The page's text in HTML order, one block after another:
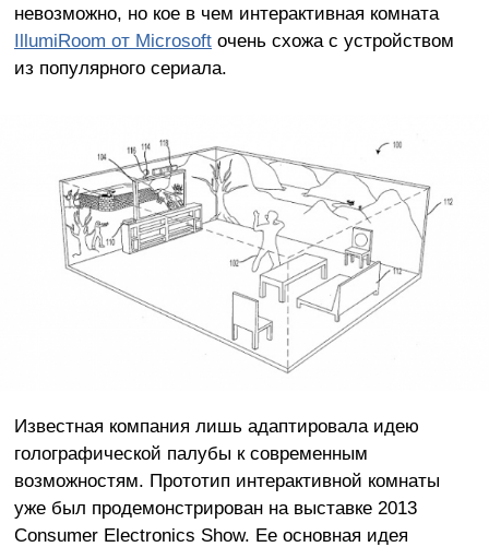
невозможно, но кое в чем интерактивная комната
IllumiRoom от Microsoftочень схожа с устройством
из популярного сериала.
Известная компания лишь адаптировала идею
голографической палубы к современным
возможностям. Прототип интерактивной комнаты
уже был продемонстрирован на выставке 2013
Consumer Electronics Show. Ее основная идея